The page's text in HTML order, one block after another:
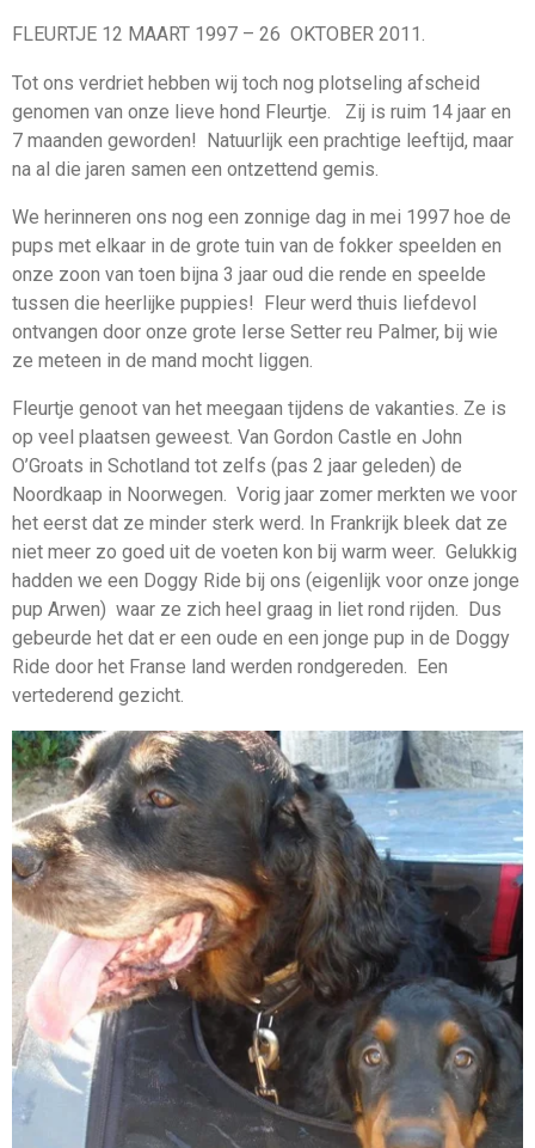
FLEURTJE 12 MAART 1997 – 26 OKTOBER 2011.
Tot ons verdriet hebben wij toch nog plotseling afscheid
genomen van onze lieve hond Fleurtje. Zij is ruim 14 jaar en
7 maanden geworden! Natuurlijk een prachtige leeftijd, maar
na al die jaren samen een ontzettend gemis.
We herinneren ons nog een zonnige dag in mei 1997 hoe de
pups met elkaar in de grote tuin van de fokker speelden en
onze zoon van toen bijna 3 jaar oud die rende en speelde
tussen die heerlijke puppies! Fleur werd thuis liefdevol
ontvangen door onze grote Ierse Setter reu Palmer, bij wie
ze meteen in de mand mocht liggen.
Fleurtje genoot van het meegaan tijdens de vakanties. Ze is
op veel plaatsen geweest. Van Gordon Castle en John
O’Groats in Schotland tot zelfs (pas 2 jaar geleden) de
Noordkaap in Noorwegen. Vorig jaar zomer merkten we voor
het eerst dat ze minder sterk werd. In Frankrijk bleek dat ze
niet meer zo goed uit de voeten kon bij warm weer. Gelukkig
hadden we een Doggy Ride bij ons (eigenlijk voor onze jonge
pup Arwen) waar ze zich heel graag in liet rond rijden. Dus
gebeurde het dat er een oude en een jonge pup in de Doggy
Ride door het Franse land werden rondgereden. Een
vertederend gezicht.